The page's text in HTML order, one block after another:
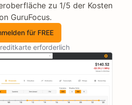
zu 1/5 der Kosten
GuruFocus.
für FREE
erforderlich